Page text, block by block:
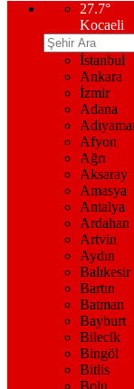
27.7°
Kocaeli
İstanbul
Ankara
İzmir
Adana
Afyon
Ağrı
Aksaray
Amasya
Antalya
Ardahan
Artvin
Aydın
Balıkesir
Bartın
Batman
Bayburt
Bilecik
Bingöl
Bitlis
Bolu